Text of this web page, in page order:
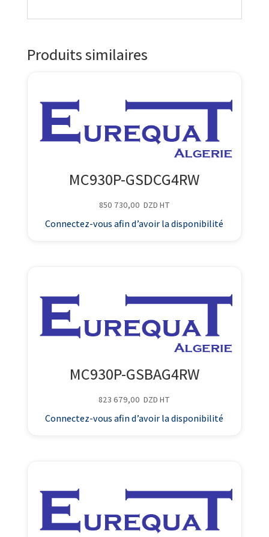
Produits similaires
MC930P-GSDCG4RW
850 730,00 DZD HT
Connectez-vous afin d’avoir la disponibilité
MC930P-GSBAG4RW
823 679,00 DZD HT
Connectez-vous afin d’avoir la disponibilité